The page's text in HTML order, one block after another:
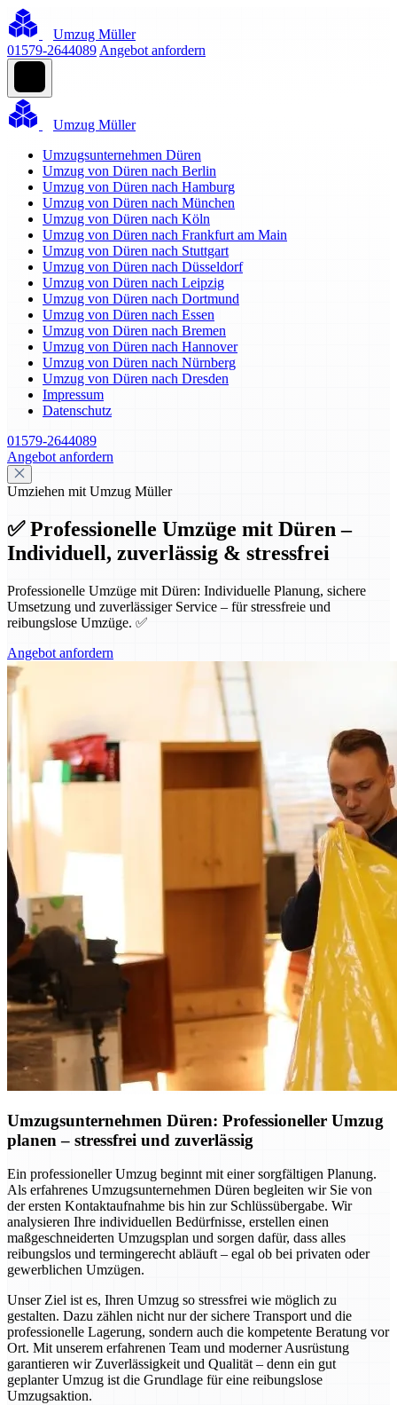
Umzug Müller
01579-2644089 Angebot anfordern
Umzug Müller
Umzugsunternehmen Düren
Umzug von Düren nach Berlin
Umzug von Düren nach Hamburg
Umzug von Düren nach München
Umzug von Düren nach Köln
Umzug von Düren nach Frankfurt am Main
Umzug von Düren nach Stuttgart
Umzug von Düren nach Düsseldorf
Umzug von Düren nach Leipzig
Umzug von Düren nach Dortmund
Umzug von Düren nach Essen
Umzug von Düren nach Bremen
Umzug von Düren nach Hannover
Umzug von Düren nach Nürnberg
Umzug von Düren nach Dresden
Impressum
Datenschutz
01579-2644089
Angebot anfordern
Umziehen mit Umzug Müller
✅ Professionelle Umzüge mit Düren –
Individuell, zuverlässig & stressfrei
Professionelle Umzüge mit Düren: Individuelle Planung, sichere
Umsetzung und zuverlässiger Service – für stressfreie und
reibungslose Umzüge. ✅
Angebot anfordern
Umzugsunternehmen Düren: Professioneller Umzug
planen – stressfrei und zuverlässig
Ein professioneller Umzug beginnt mit einer sorgfältigen Planung.
Als erfahrenes Umzugsunternehmen Düren begleiten wir Sie von
der ersten Kontaktaufnahme bis hin zur Schlüssübergabe. Wir
analysieren Ihre individuellen Bedürfnisse, erstellen einen
maßgeschneiderten Umzugsplan und sorgen dafür, dass alles
reibungslos und termingerecht abläuft – egal ob bei privaten oder
gewerblichen Umzügen.
Unser Ziel ist es, Ihren Umzug so stressfrei wie möglich zu
gestalten. Dazu zählen nicht nur der sichere Transport und die
professionelle Lagerung, sondern auch die kompetente Beratung vor
Ort. Mit unserem erfahrenen Team und moderner Ausrüstung
garantieren wir Zuverlässigkeit und Qualität – denn ein gut
geplanter Umzug ist die Grundlage für eine reibungslose
Umzugsaktion.